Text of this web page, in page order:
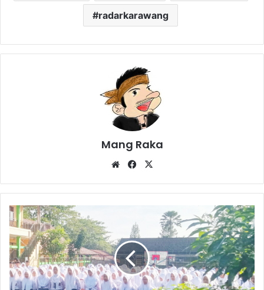
radarkarawang
Mang Raka
WebsiteFacebook
Di
Pondoksalam
Belum
Ada
SMA,
Ratusan
Lulusan